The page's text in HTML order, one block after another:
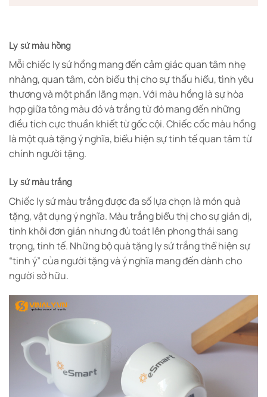
Ly sứ màu hồng
Mỗi chiếc ly sứ hồng mang đến cảm giác quan tâm nhẹ
nhàng, quan tâm, còn biểu thị cho sự thấu hiểu, tình yêu
thương và một phần lãng mạn. Với màu hồng là sự hòa
hợp giữa tông màu đỏ và trắng từ đó mang đến những
điều tích cực thuần khiết từ gốc cội. Chiếc cốc màu hồng
là một quà tặng ý nghĩa, biểu hiện sự tinh tế quan tâm từ
chính người tặng.
Ly sứ màu trắng
Chiếc ly sứ màu trắng được đa số lựa chọn là món quà
tặng, vật dụng ý nghĩa. Màu trắng biểu thị cho sự giản dị,
tinh khôi đơn giản nhưng đủ toát lên phong thái sang
trọng, tinh tế. Những bộ quà tặng ly sứ trắng thể hiện sự
“tinh ý” của người tặng và ý nghĩa mang đến dành cho
người sở hữu.